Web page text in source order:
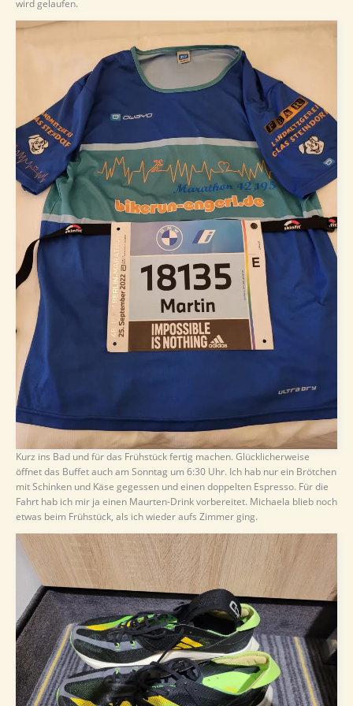
wird gelaufen.
Kurz ins Bad und für das Frühstück fertig machen. Glücklicherweise
öffnet das Buffet auch am Sonntag um 6:30 Uhr. Ich hab nur ein Brötchen
mit Schinken und Käse gegessen und einen doppelten Espresso. Für die
Fahrt hab ich mir ja einen Maurten-Drink vorbereitet. Michaela blieb noch
etwas beim Frühstück, als ich wieder aufs Zimmer ging.